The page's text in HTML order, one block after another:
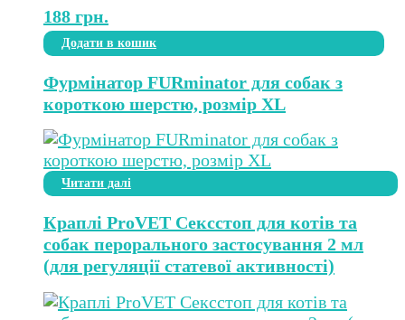
188 грн.
Додати в кошик
Фурмінатор FURminator для собак з
короткою шерстю, розмір ХL
Читати далі
Краплі ProVET Сексcтоп для котів та
собак перорального застосування 2 мл
(для регуляції статевої активності)